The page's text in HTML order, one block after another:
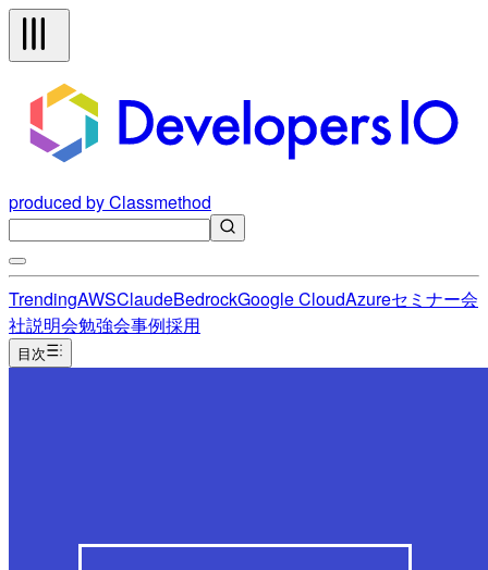
produced by Classmethod
TrendingAWSClaudeBedrockGoogle CloudAzureセミナー会
社説明会勉強会事例採用
目次